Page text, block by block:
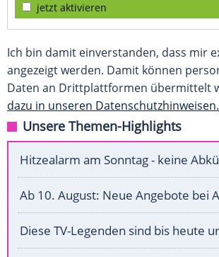
jetzt aktivieren
Ich bin damit einverstanden, dass mir
angezeigt werden. Damit können
Daten an Drittplattformen übermittelt
dazu in unseren Datenschutzhinweisen.
Unsere Themen-Highlights
Hitzealarm am Sonntag - keine
Ab 10. August: Neue Angebote bei
Diese TV-Legenden sind bis heute